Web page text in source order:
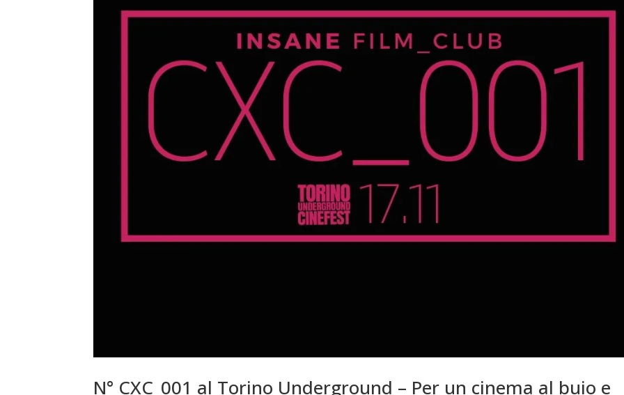
N° CXC_001 al Torino Underground – Per un cinema al buio e